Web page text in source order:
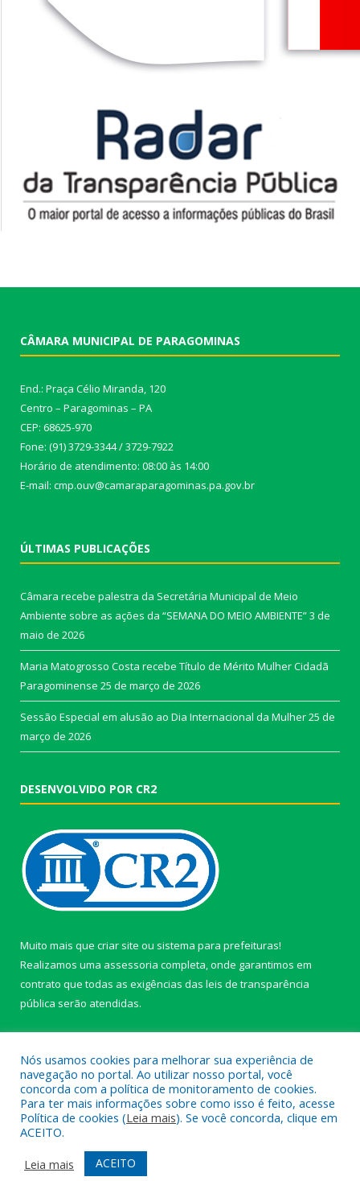
CÂMARA MUNICIPAL DE PARAGOMINAS
End.: Praça Célio Miranda, 120
Centro – Paragominas – PA
CEP: 68625-970
Fone: (91) 3729-3344 / 3729-7922
Horário de atendimento: 08:00 às 14:00
E-mail: cmp.ouv@camaraparagominas.pa.gov.br
ÚLTIMAS PUBLICAÇÕES
Câmara recebe palestra da Secretária Municipal de Meio
Ambiente sobre as ações da “SEMANA DO MEIO AMBIENTE”3 de
maio de 2026
Maria Matogrosso Costa recebe Título de Mérito Mulher Cidadã
Paragominense 25 de março de 2026
Sessão Especial em alusão ao Dia Internacional da Mulher25 de
março de 2026
DESENVOLVIDO POR CR2
Muito mais que criar site ou sistema para prefeituras!
Realizamos uma assessoria completa, onde garantimos em
contrato que todas as exigências das leis de transparência
pública serão atendidas.
Todos os direitos reservados a câmara de Paragominas.
Mapa do Site
Acessar Área Administrativa
Acessar Webmail
Nós usamos cookies para melhorar sua experiência de
navegação no portal. Ao utilizar nosso portal, você
concorda com a política de monitoramento de cookies.
Para ter mais informações sobre como isso é feito, acesse
Política de cookies (Leia mais). Se você concorda, clique em
ACEITO.
Leia mais
ACEITO